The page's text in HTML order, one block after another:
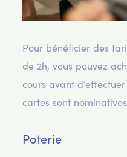
Pour bénéficier des
de 2h, vous pouvez
cours avant
cartes sont
Poterie